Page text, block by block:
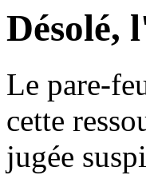
Désolé,
Le pare-
cette
jugée